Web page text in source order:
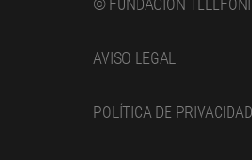
© FUNDACIÓN
AVISO LEGAL
POLÍTICA DE PRIVACIDAD